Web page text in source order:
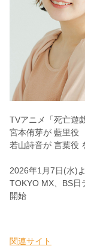
TVアニメ「死亡遊
宮本侑芽が 藍里役
若山詩音が 言葉役
2026年1月7日(水)
TOKYO MX、BS日
開始
関連サイト